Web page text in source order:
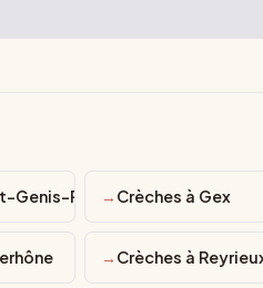
Genis-PouillyCrèches à Gex
Crèches à